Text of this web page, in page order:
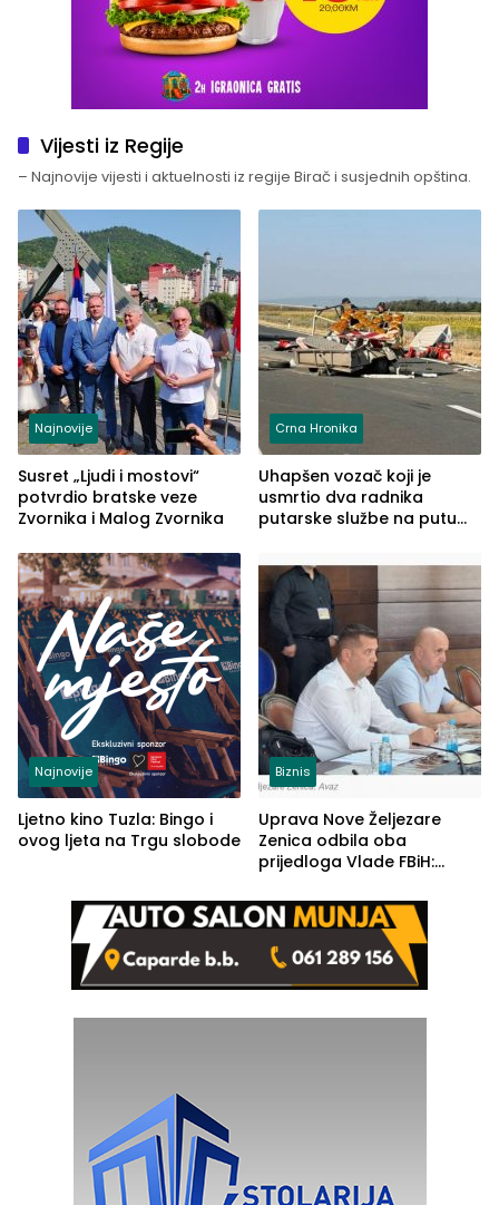
Vijesti iz Regije
– Najnovije vijesti i aktuelnosti iz regije Birač i susjednih opština.
Najnovije
Susret „Ljudi i mostovi“
potvrdio bratske veze
Zvornika i Malog Zvornika
Crna Hronika
Uhapšen vozač koji je
usmrtio dva radnika
putarske službe na putu
(FOTO)
Najnovije
Ljetno kino Tuzla: Bingo i
ovog ljeta na Trgu slobode
Biznis
Uprava Nove Željezare
Zenica odbila oba
prijedloga Vlade FBiH:
rješenje